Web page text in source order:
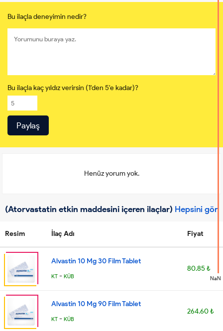
Bu ilaçla deneyimin nedir?
Bu ilaçla kaç yıldız verirsin (1'den 5'e kadar)?
Henüz yorum yok.
(Atorvastatin etkin maddesini içeren ilaçlar) Hepsini gör
Resim İlaç Adı Fiyat
Alvastin 10 Mg 30 Film Tablet
KT - KÜB
80.85 ₺
Alvastin 10 Mg 90 Film Tablet
KT - KÜB
264.60 ₺
NaN